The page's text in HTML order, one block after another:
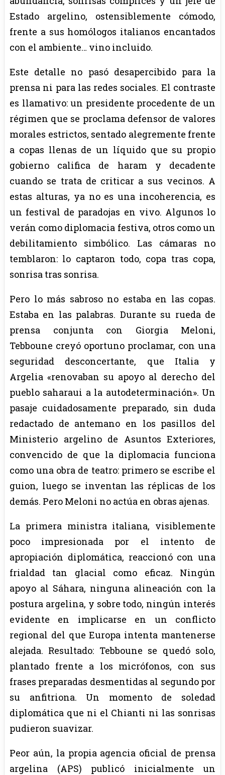
Estado argelino, ostensiblemente cómodo,
frente a sus homólogos italianos encantados
con el ambiente… vino incluido.
Este detalle no pasó desapercibido para la
prensa ni para las redes sociales. El contraste
es llamativo: un presidente procedente de un
régimen que se proclama defensor de valores
morales estrictos, sentado alegremente frente
a copas llenas de un líquido que su propio
gobierno califica de haram y decadente
cuando se trata de criticar a sus vecinos. A
estas alturas, ya no es una incoherencia, es
un festival de paradojas en vivo. Algunos lo
verán como diplomacia festiva, otros como un
debilitamiento simbólico. Las cámaras no
temblaron: lo captaron todo, copa tras copa,
sonrisa tras sonrisa.
Pero lo más sabroso no estaba en las copas.
Estaba en las palabras. Durante su rueda de
prensa conjunta con Giorgia Meloni,
Tebboune creyó oportuno proclamar, con una
seguridad desconcertante, que Italia y
Argelia «renovaban su apoyo al derecho del
pueblo saharaui a la autodeterminación». Un
pasaje cuidadosamente preparado, sin duda
redactado de antemano en los pasillos del
Ministerio argelino de Asuntos Exteriores,
convencido de que la diplomacia funciona
como una obra de teatro: primero se escribe el
guion, luego se inventan las réplicas de los
demás. Pero Meloni no actúa en obras ajenas.
La primera ministra italiana, visiblemente
poco impresionada por el intento de
apropiación diplomática, reaccionó con una
frialdad tan glacial como eficaz. Ningún
apoyo al Sáhara, ninguna alineación con la
postura argelina, y sobre todo, ningún interés
evidente en implicarse en un conflicto
regional del que Europa intenta mantenerse
alejada. Resultado: Tebboune se quedó solo,
plantado frente a los micrófonos, con sus
frases preparadas desmentidas al segundo por
su anfitriona. Un momento de soledad
diplomática que ni el Chianti ni las sonrisas
pudieron suavizar.
Peor aún, la propia agencia oficial de prensa
argelina (APS) publicó inicialmente un